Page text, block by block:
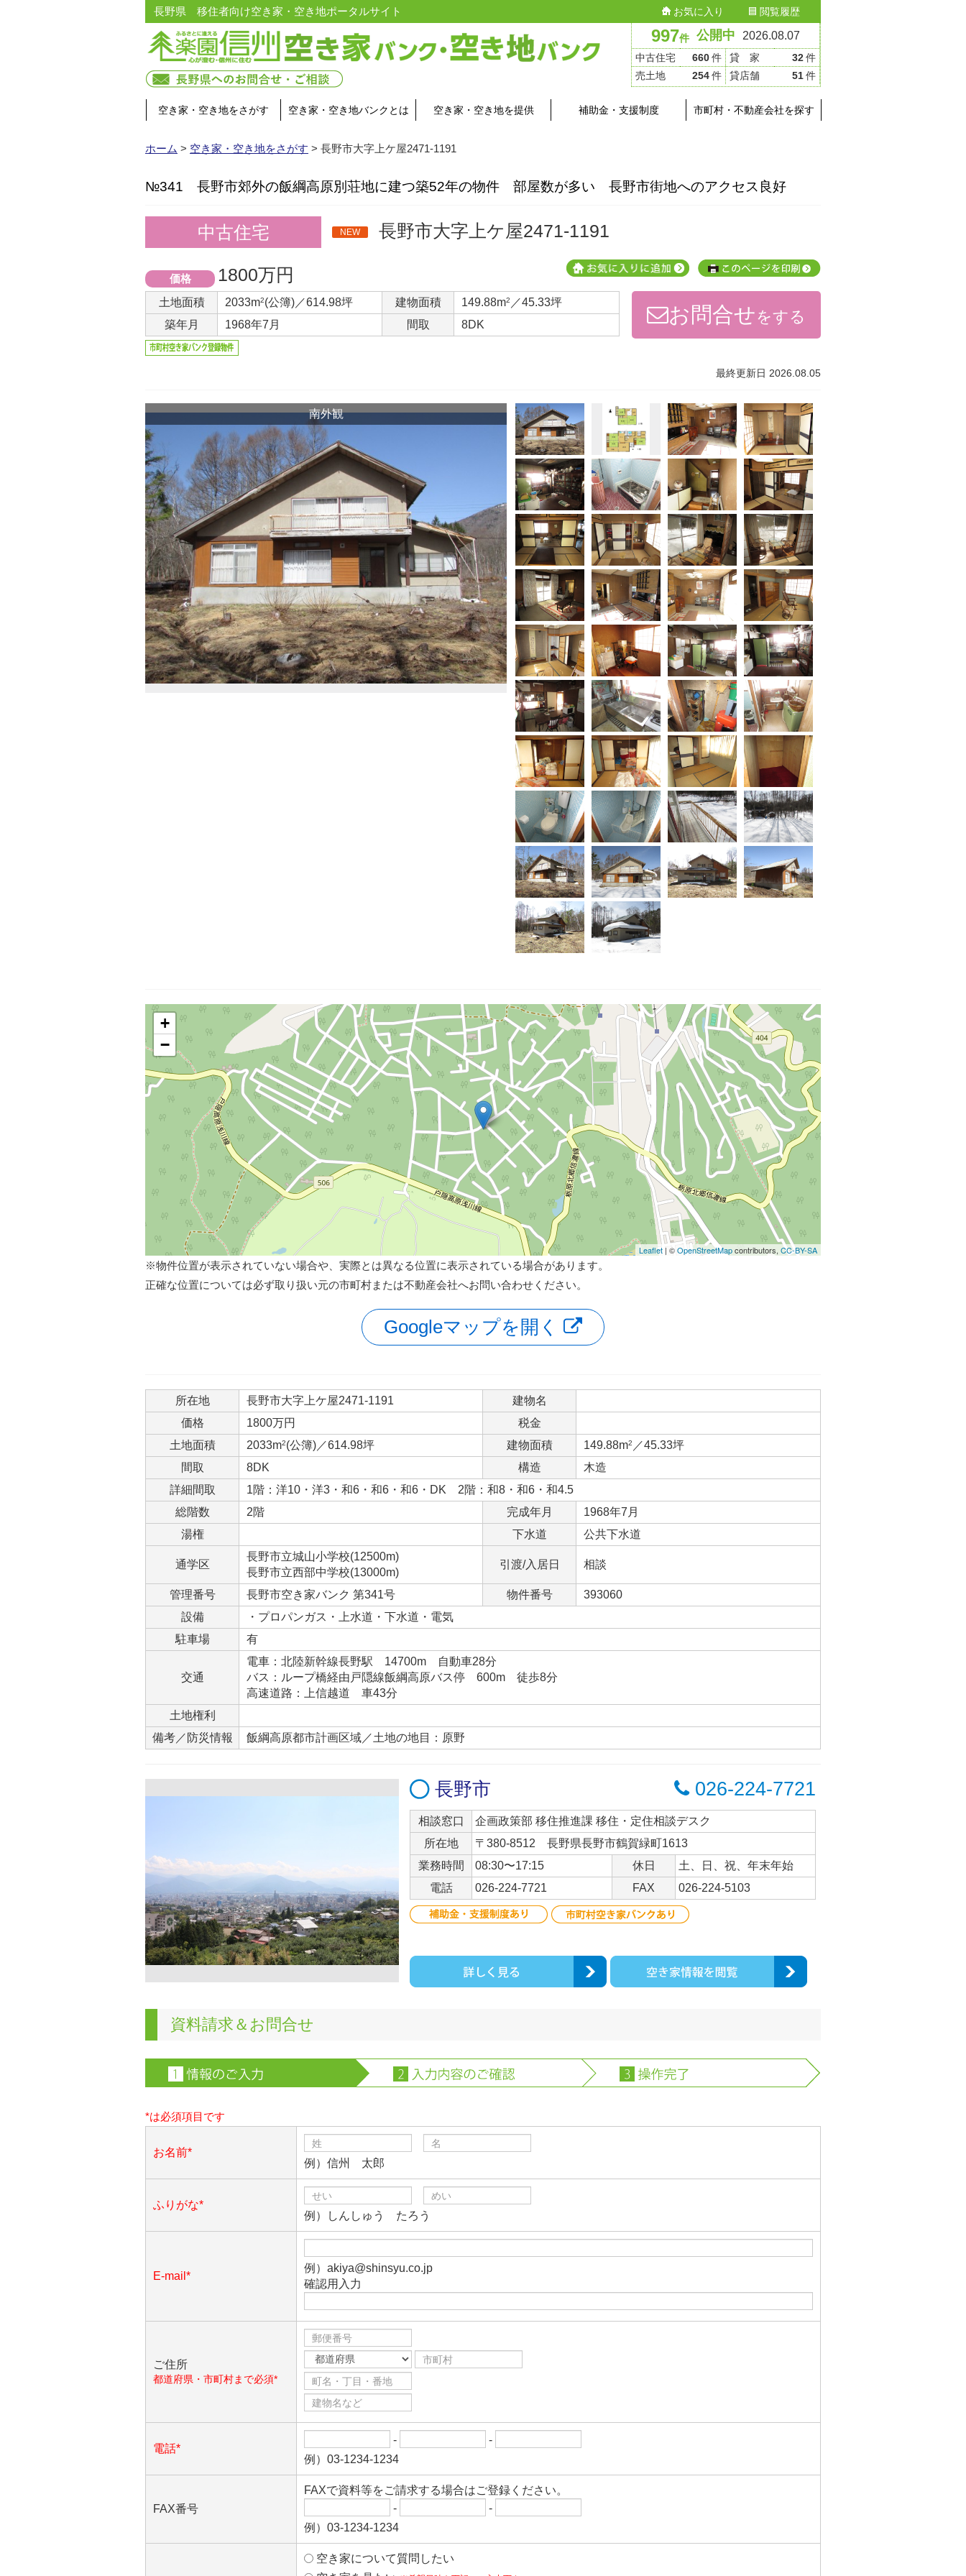
997件 公開中 2026.08.07
中古住宅 660件 貸 家 32件
売土地
254件 貸店舗 51件
長野県 移住者向け空き家・空き地ポータルサイト お気に入り 閲覧履歴
空き家・空き地をさがす 空き家・空き地バンクとは 空き家・空き地を提供 補助金・支援制度 市町村・不動産会社を探す
ホーム > 空き家・空き地をさがす > 長野市大字上ケ屋2471-1191
№341 長野市郊外の飯綱高原別荘地に建つ築52年の物件 部屋数が多い 長野市街地へのアクセス良好
中古住宅 NEW 長野市大字上ケ屋2471-1191
価格 1800万円
土地面積 2033m2(公簿)／614.98坪 建物面積 149.88m2 ／45.33坪
築年月
1968年7月 間取 8DK お問合せをする
最終更新日 2026.08.05
南外観
+
−
Leaflet | ©OpenStreetMapcontributors, CC-BY-SA
※物件位置が表示されていない場合や、実際とは異なる位置に表示されている場合があります。
正確な位置については必ず取り扱い元の市町村または不動産会社へお問い合わせください。
Googleマップを開く
所在地 長野市大字上ケ屋2471-1191
建物名
価格
1800万円
税金
土地面積
2033m2(公簿)／614.98坪 建物面積 149.88m2 ／45.33坪
間取
8DK 構造
木造
詳細間取
1階：洋10・洋3・和6・和6・和6・DK 2階：和8・和6・和4.5
総階数
2階 完成年月
1968年7月
湯権
下水道 公共下水道
通学区
長野市立城山小学校(12500m)
長野市立西部中学校(13000m)
引渡/入居日 相談
管理番号 長野市空き家バンク 第341号 物件番号
393060
設備
・プロパンガス・上水道・下水道・電気
駐車場
有
交通
電車：北陸新幹線長野駅 14700m 自動車28分
バス：ループ橋経由戸隠線飯綱高原バス停 600m 徒歩8分
高速道路：上信越道 車43分
土地権利
備考／防災情報
飯綱高原都市計画区域／土地の地目：原野
長野市 026-224-7721
相談窓口
企画政策部 移住推進課 移住・定住相談デスク
所在地
〒380-8512 長野県長野市鶴賀緑町1613
業務時間
08:30〜17:15 休日
土、日、祝、年末年始
電話
026-224-7721 FAX 026-224-5103
資料請求＆お問合せ
*は必須項目です
お名前*
例）信州 太郎
ふりがな*
例）しんしゅう たろう
E-mail*
例）akiya@shinsyu.co.jp
確認用入力
ご住所
都道府県・市町村まで必須*
電話*
-
-
例）03-1234-1234
FAX番号
FAXで資料等をご請求する場合はご登録ください。
-
-
例）03-1234-1234
空き家について質問したい